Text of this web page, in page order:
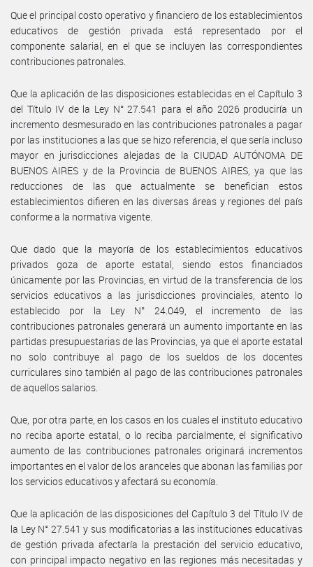
Que el principal costo operativo y financiero de los establecimientos
educativos de gestión privada está representado por el
componente salarial, en el que se incluyen las correspondientes
contribuciones patronales.
Que la aplicación de las disposiciones establecidas en el Capítulo 3
del Título IV de la Ley N° 27.541 para el año 2026 produciría un
incremento desmesurado en las contribuciones patronales a pagar
por las instituciones a las que se hizo referencia, el que sería incluso
mayor en jurisdicciones alejadas de la CIUDAD AUTÓNOMA DE
BUENOS AIRES y de la Provincia de BUENOS AIRES, ya que las
reducciones de las que actualmente se benefician estos
establecimientos difieren en las diversas áreas y regiones del país
conforme a la normativa vigente.
Que dado que la mayoría de los establecimientos educativos
privados goza de aporte estatal, siendo estos financiados
únicamente por las Provincias, en virtud de la transferencia de los
servicios educativos a las jurisdicciones provinciales, atento lo
establecido por la Ley N° 24.049, el incremento de las
contribuciones patronales generará un aumento importante en las
partidas presupuestarias de las Provincias, ya que el aporte estatal
no solo contribuye al pago de los sueldos de los docentes
curriculares sino también al pago de las contribuciones patronales
de aquellos salarios.
Que, por otra parte, en los casos en los cuales el instituto educativo
no reciba aporte estatal, o lo reciba parcialmente, el significativo
aumento de las contribuciones patronales originará incrementos
importantes en el valor de los aranceles que abonan las familias por
los servicios educativos y afectará su economía.
Que la aplicación de las disposiciones del Capítulo 3 del Título IV de
la Ley N° 27.541 y sus modificatorias a las instituciones educativas
de gestión privada afectaría la prestación del servicio educativo,
con principal impacto negativo en las regiones más necesitadas y